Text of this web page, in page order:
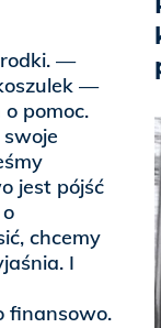
—
—
pomoc.
jest pójść
chcemy
I
finansowo.